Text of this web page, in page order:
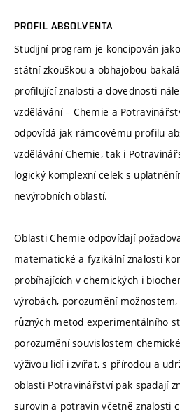
PROFIL ABSOLVENTA
Studijní program je koncipován
státní zkouškou a obhajobou
profilující znalosti a dovednosti
vzdělávání – Chemie a
odpovídá jak rámcovému profilu
vzdělávání Chemie, tak i
logický komplexní celek s
nevýrobních oblastí.
Oblasti Chemie odpovídají
matematické a fyzikální znalosti
probíhajících v chemických i
výrobách, porozumění
různých metod experimentálního
porozumění souvislostem
výživou lidí i zvířat, s přírodou a
oblasti Potravinářství pak spadají
surovin a potravin včetně znalosti